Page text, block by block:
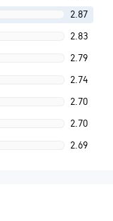
2.87
2.83
2.79
2.74
2.70
2.70
2.69